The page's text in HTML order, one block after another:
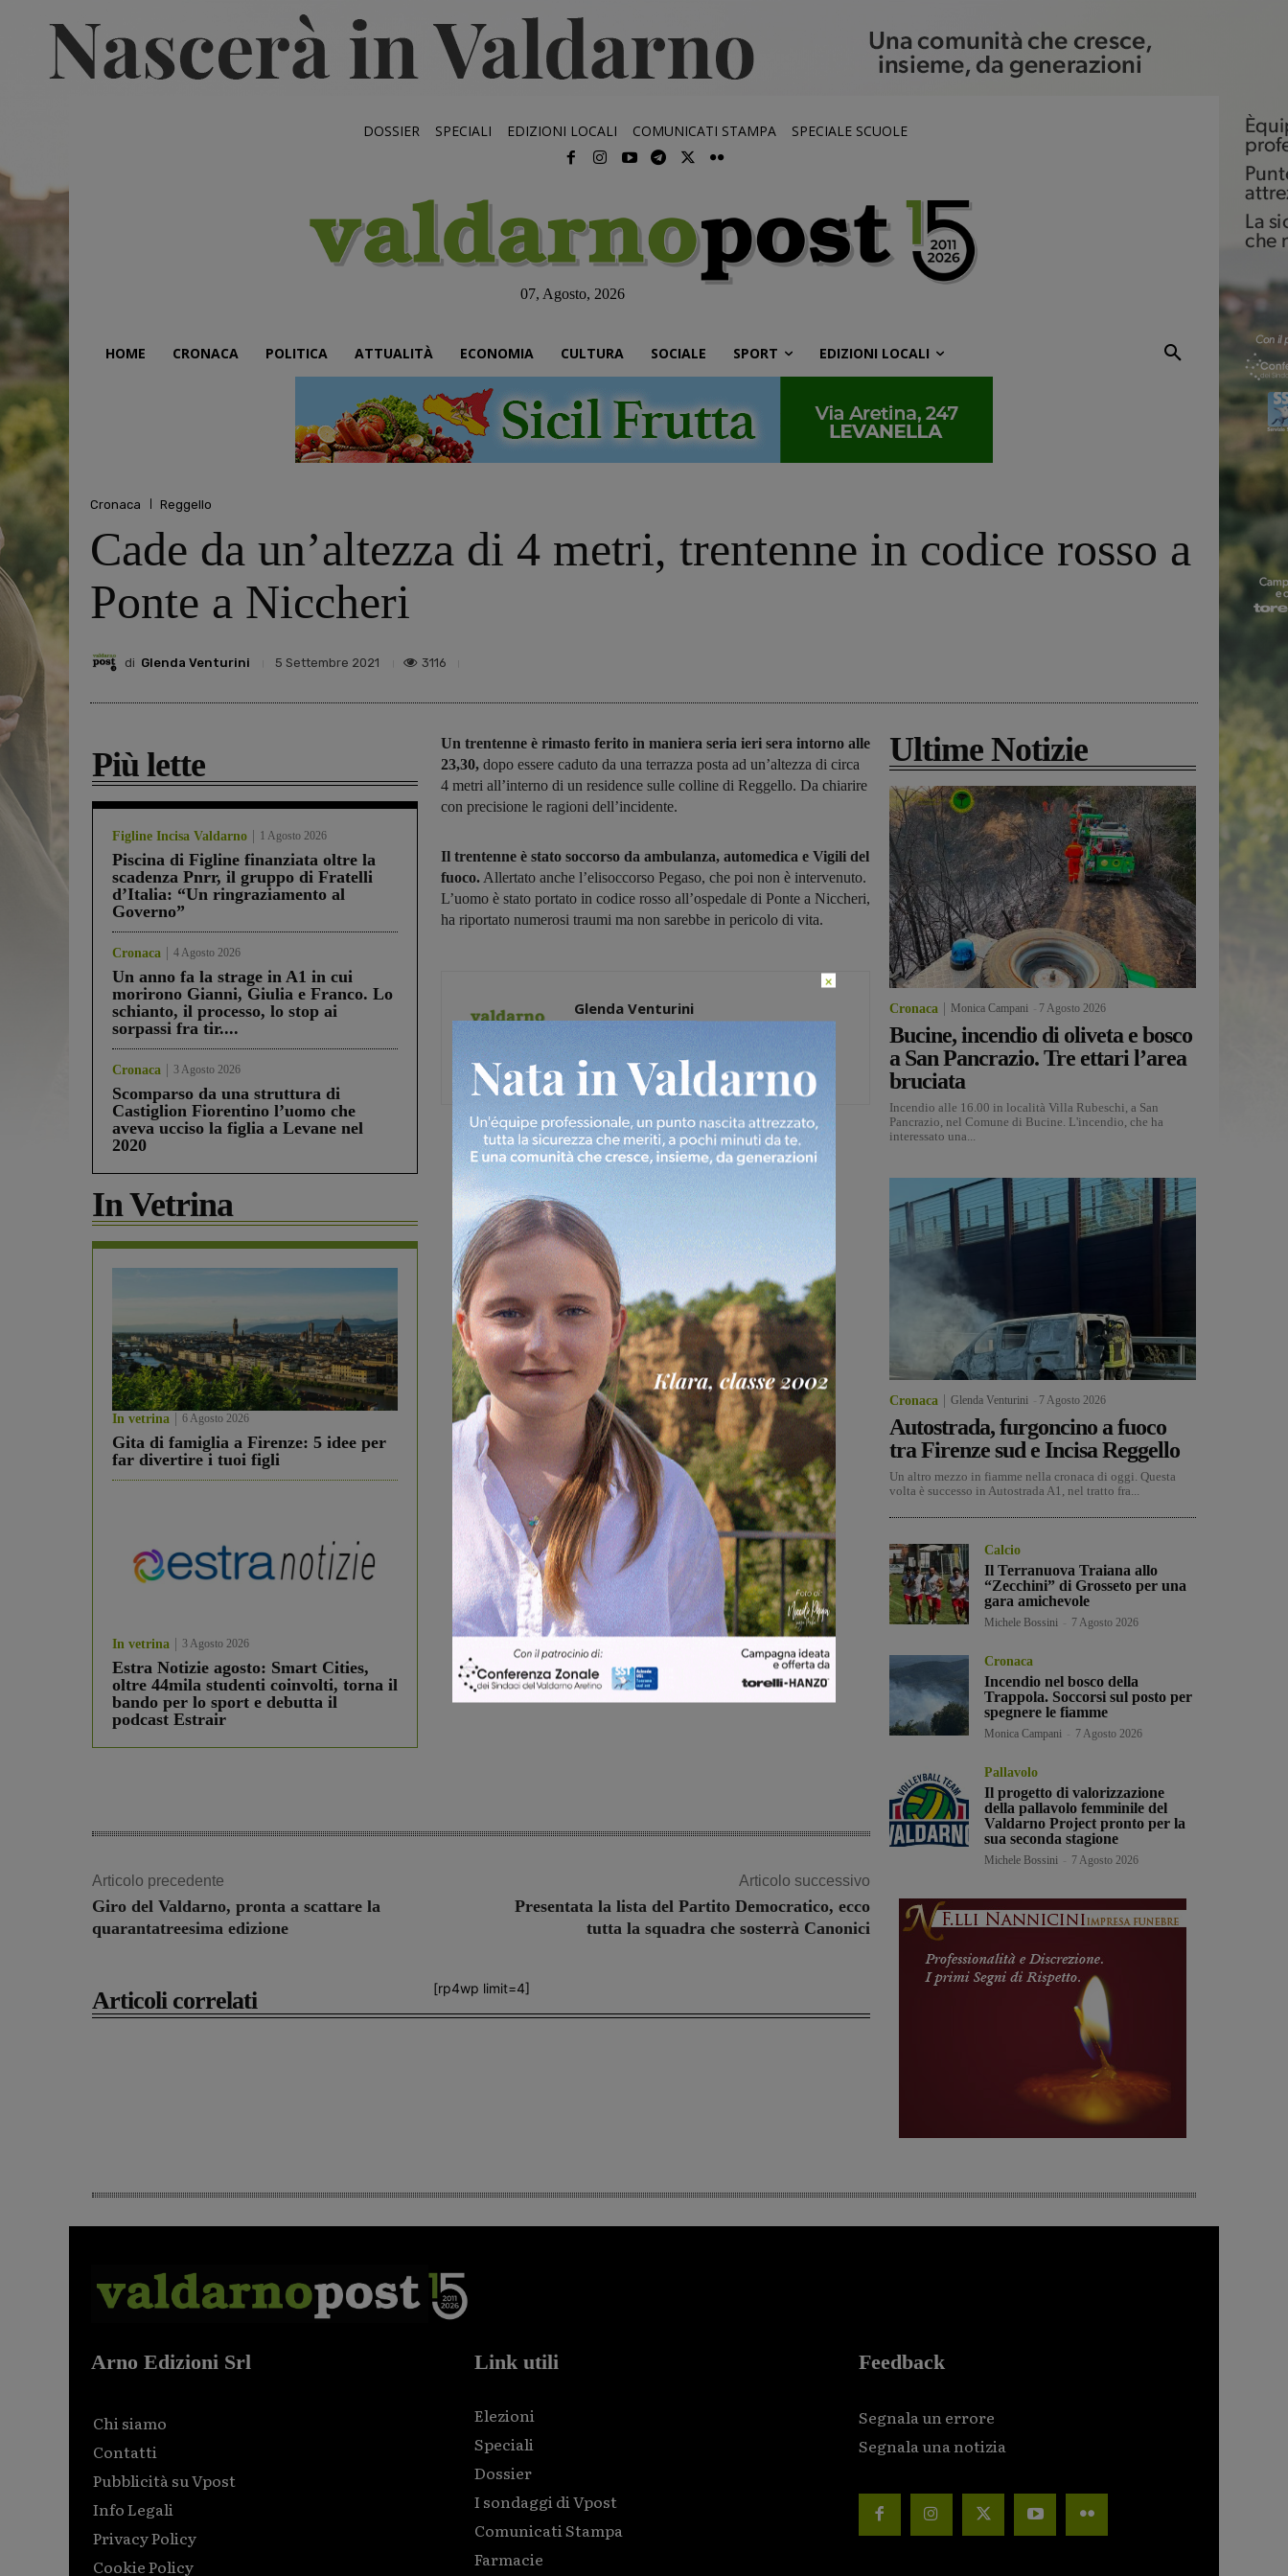
DOSSIER SPECIALI EDIZIONI LOCALI COMUNICATI STAMPA SPECIALE SCUOLE
07, Agosto, 2026
HOME CRONACA POLITICA ATTUALITÀ ECONOMIA CULTURA SOCIALE SPORT EDIZIONI LOCALI
Cronaca Reggello
Cade da un’altezza di 4 metri, trentenne in codice rosso a
Ponte a Niccheri
di Glenda Venturini 5 Settembre 2021 3116
Più lette
Figline Incisa Valdarno 1 Agosto 2026
Piscina di Figline finanziata oltre la
scadenza Pnrr, il gruppo di Fratelli
d’Italia: “Un ringraziamento al
Governo”
Cronaca 4 Agosto 2026
Un anno fa la strage in A1 in cui
morirono Gianni, Giulia e Franco. Lo
schianto, il processo, lo stop ai
sorpassi fra tir....
Cronaca 3 Agosto 2026
Scomparso da una struttura di
Castiglion Fiorentino l’uomo che
aveva ucciso la figlia a Levane nel
2020
In Vetrina
In vetrina 6 Agosto 2026
Gita di famiglia a Firenze: 5 idee per
far divertire i tuoi figli
In vetrina 3 Agosto 2026
Estra Notizie agosto: Smart Cities,
oltre 44mila studenti coinvolti, torna il
bando per lo sport e debutta il
podcast Estrair
Un trentenne è rimasto ferito in maniera seria ieri sera intorno alle
23,30, dopo essere caduto da una terrazza posta ad un’altezza di circa
4 metri all’interno di un residence sulle colline di Reggello. Da chiarire
con precisione le ragioni dell’incidente.
Il trentenne è stato soccorso da ambulanza, automedica e Vigili del
fuoco. Allertato anche l’elisoccorso Pegaso, che poi non è intervenuto.
L’uomo è stato portato in codice rosso all’ospedale di Ponte a Niccheri,
ha riportato numerosi traumi ma non sarebbe in pericolo di vita.
Glenda Venturini
Share
Articolo precedente
Giro del Valdarno, pronta a scattare la
quarantatreesima edizione
Articolo successivo
Presentata la lista del Partito Democratico, ecco
tutta la squadra che sosterrà Canonici
[rp4wp limit=4]
Articoli correlati
Ultime Notizie
Cronaca Monica Campani 7 Agosto 2026
Bucine, incendio di oliveta e bosco
a San Pancrazio. Tre ettari l’area
bruciata
Incendio alle 16.00 in località Villa Rubeschi, a San
Pancrazio, nel Comune di Bucine. L'incendio, che ha
interessato una...
Cronaca Glenda Venturini 7 Agosto 2026
Autostrada, furgoncino a fuoco
tra Firenze sud e Incisa Reggello
Un altro mezzo in fiamme nella cronaca di oggi. Questa
volta è successo in Autostrada A1, nel tratto fra...
Calcio
Il Terranuova Traiana allo
“Zecchini” di Grosseto per una
gara amichevole
Michele Bossini 7 Agosto 2026
Cronaca
Incendio nel bosco della
Trappola. Soccorsi sul posto per
spegnere le fiamme
Monica Campani 7 Agosto 2026
Pallavolo
Il progetto di valorizzazione
della pallavolo femminile del
Valdarno Project pronto per la
sua seconda stagione
Michele Bossini 7 Agosto 2026
Arno Edizioni Srl
Chi siamo
Contatti
Pubblicità su Vpost
Info Legali
Privacy Policy
Cookie Policy
Link utili
Elezioni
Speciali
Dossier
I sondaggi di Vpost
Comunicati Stampa
Farmacie
Feedback
Segnala un errore
Segnala una notizia
×